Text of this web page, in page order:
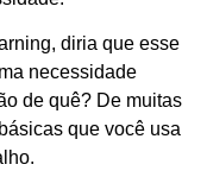
diria que esse
necessidade
de quê? De muitas
que você usa